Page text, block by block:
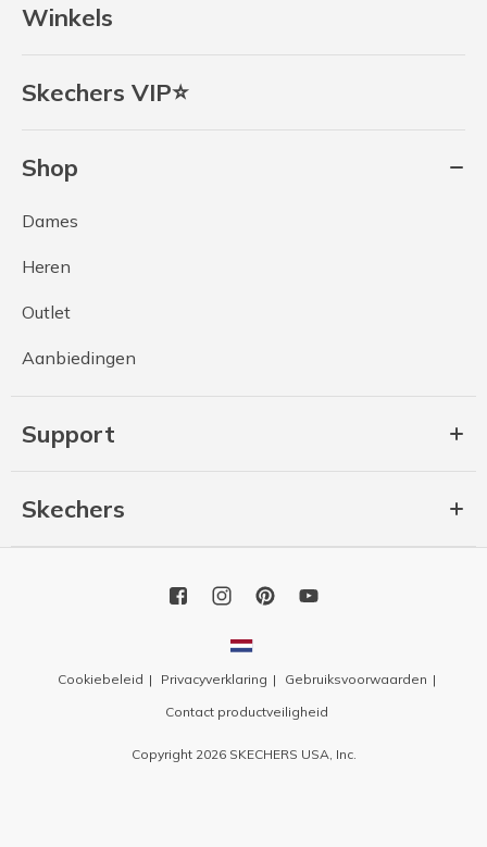
Winkels
Skechers VIP⭐
Shop
Dames
Heren
Outlet
Aanbiedingen
Support
Skechers
Cookiebeleid Privacyverklaring
Gebruiksvoorwaarden
Contact productveiligheid
Copyright 2026 SKECHERS USA, Inc.